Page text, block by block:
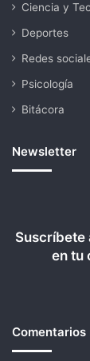
Ciencia y
Deportes
Redes
Psicología
Bitácora
Newsletter
Suscríbete
en tu